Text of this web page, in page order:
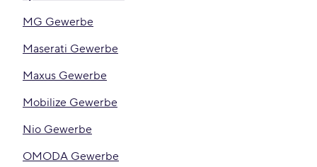
MG Gewerbe
Maserati Gewerbe
Maxus Gewerbe
Mobilize Gewerbe
Nio Gewerbe
OMODA Gewerbe